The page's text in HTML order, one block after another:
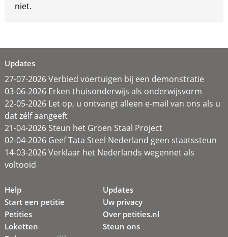
niet.
Updates
27-07-2026 Verbied voertuigen bij een demonstratie
03-06-2026 Erken thuisonderwijs als onderwijsvorm
22-05-2026 Let op, u ontvangt alleen e-mail van ons als u
dat zélf aangeeft
21-04-2026 Steun het Groen Staal Project
02-04-2026 Geef Tata Steel Nederland geen staatssteun
14-03-2026 Verklaar het Nederlands wegennet als
voltooid
Help
Start een petitie
Petities
Loketten
Updates
Uw privacy
Over petities.nl
Steun ons